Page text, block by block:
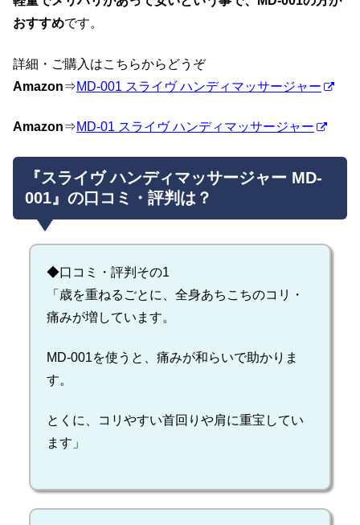
おすすめです。
詳細・ご購入はこちらからどうぞ
Amazon⇒MD-001 スライヴ ハンディマッサージャー
Amazon⇒MD-01 スライヴ ハンディマッサージャー
『スライヴ ハンディマッサージャー MD-
001』の口コミ・評判は？
◆口コミ・評判その1
「歳を重ねるごとに、全身あちこちのコリ・
痛みが増しています。
MD-001を使うと、痛みが和らいで助かりま
す。
とくに、コリやすい首回りや肩に重宝してい
ます」